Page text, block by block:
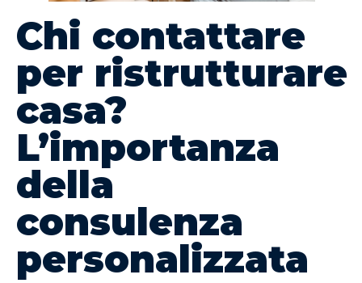
Chi contattare
per ristrutturare
casa?
L’importanza
della
consulenza
personalizzata